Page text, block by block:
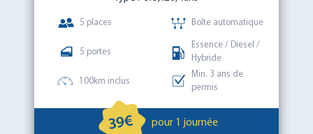
5 places Boîte automatique
5 portes
Essence / Diesel /
Hybride
100km inclus
Min. 3 ans de
permis
39€ pour 1 journée